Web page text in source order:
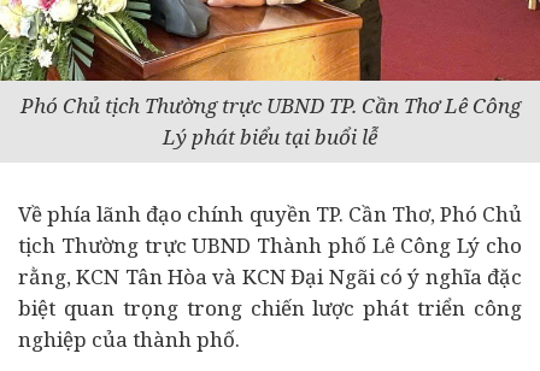
Phó Chủ tịch Thường trực UBND TP. Cần Thơ Lê Công
Lý phát biểu tại buổi lễ
Về phía lãnh đạo chính quyền TP. Cần Thơ, Phó Chủ
tịch Thường trực UBND Thành phố Lê Công Lý cho
rằng, KCN Tân Hòa và KCN Đại Ngãi có ý nghĩa đặc
biệt quan trọng trong chiến lược phát triển công
nghiệp của thành phố.